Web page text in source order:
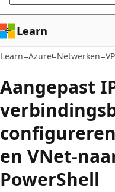
Learn
Learn Azure Netwerken
Aangepast
configureren
en VNet-
PowerShell